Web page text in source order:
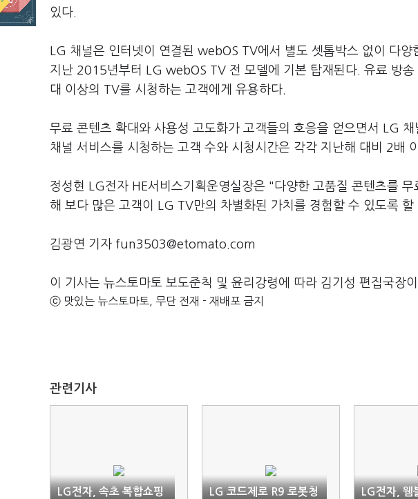
있다.
LG 채널은 인터넷이 연결된 webOS TV에서 별도 셋톱박스 없이 다
지난 2015년부터 LG webOS TV 전 모델에 기본 탑재된다. 유료 방
대 이상의 TV를 시청하는 고객에게 유용하다.
무료 콘텐츠 확대와 사용성 고도화가 고객들의 호응을 얻으면서 LG
채널 서비스를 시청하는 고객 수와 시청시간은 각각 지난해 대비 2배
정성현 LG전자 HE서비스기획운영실장은 "다양한 고품질 콘텐츠를
해 보다 많은 고객이 LG TV만의 차별화된 가치를 경험할 수 있도록 할
김광연 기자 fun3503@etomato.com
이 기사는 뉴스토마토 보도준칙 및 윤리강령에 따라 김기성 편집국장
ⓒ 맛있는 뉴스토마토, 무단 전재 - 재배포 금지
관련기사
LG전자, 속초 복합쇼핑
LG 코드제로 R9 로봇청
LG전자, 웸